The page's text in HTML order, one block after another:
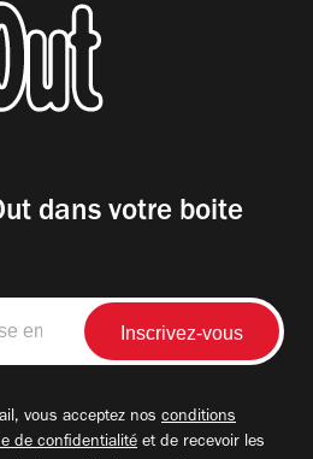
dans votre boite
vous acceptez nos conditions
de confidentialité et de recevoir les